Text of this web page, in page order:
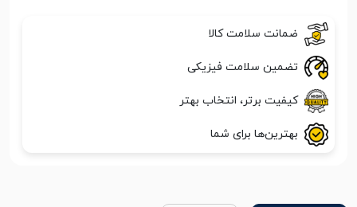
ضمانت سلامت کالا
تضمین سلامت فیزیکی
کیفیت برتر، انتخاب بهتر
بهترین‌ها برای شما